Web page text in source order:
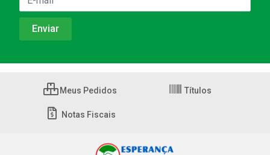
Meus Pedidos Títulos
Notas Fiscais